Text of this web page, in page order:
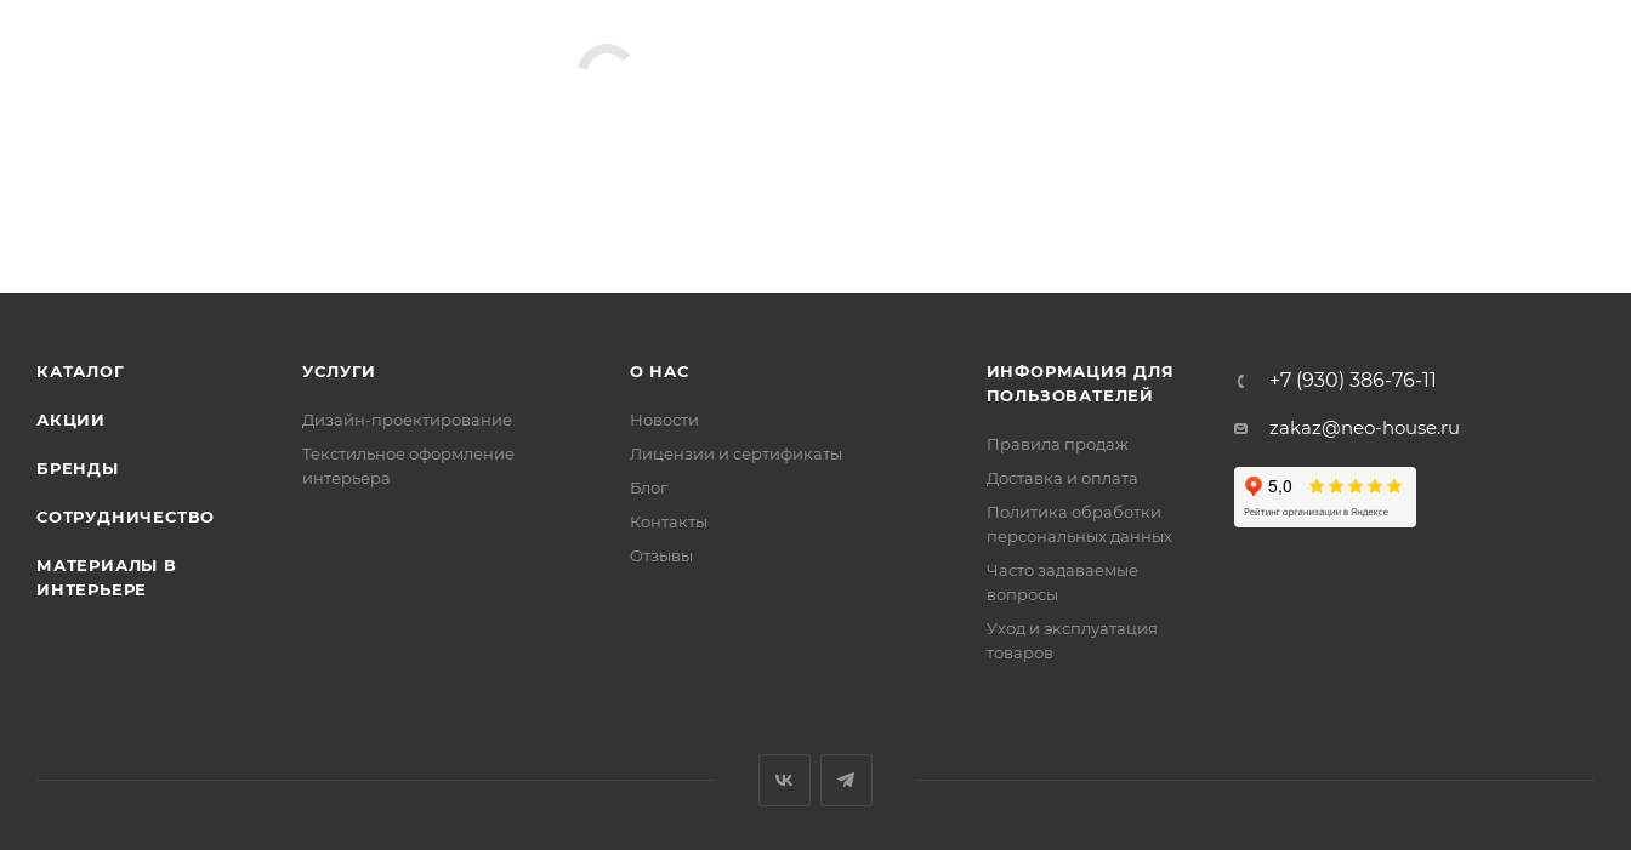
КАТАЛОГ
АКЦИИ
БРЕНДЫ
СОТРУДНИЧЕСТВО
МАТЕРИАЛЫ В
ИНТЕРЬЕРЕ
УСЛУГИ
Дизайн-проектирование
Текстильное оформление
интерьера
О НАС
Новости
Лицензии и сертификаты
Блог
Контакты
Отзывы
ИНФОРМАЦИЯ ДЛЯ
ПОЛЬЗОВАТЕЛЕЙ
Правила продаж
Доставка и оплата
Политика обработки
персональных данных
Часто задаваемые
вопросы
Уход и эксплуатация
товаров
+7 (930) 386-76-11
zakaz@neo-house.ru